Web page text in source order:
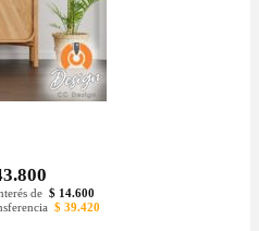
de $ 14.600
$ 39.420